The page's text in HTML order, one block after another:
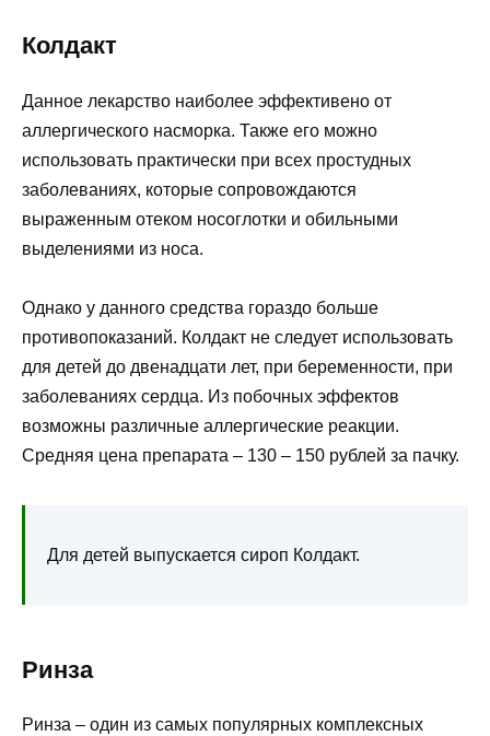
Колдакт
Данное лекарство наиболее эффективено от
аллергического насморка. Также его можно
использовать практически при всех простудных
заболеваниях, которые сопровождаются
выраженным отеком носоглотки и обильными
выделениями из носа.
Однако у данного средства гораздо больше
противопоказаний. Колдакт не следует использовать
для детей до двенадцати лет, при беременности, при
заболеваниях сердца. Из побочных эффектов
возможны различные аллергические реакции.
Средняя цена препарата – 130 – 150 рублей за пачку.
Для детей выпускается сироп Колдакт.
Ринза
Ринза – один из самых популярных комплексных